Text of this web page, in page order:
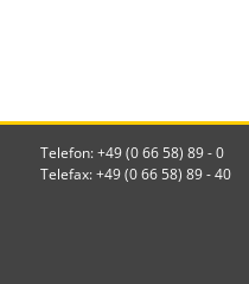
Telefon: +49 (0 66 58) 89 - 0
Telefax: +49 (0 66 58) 89 - 40